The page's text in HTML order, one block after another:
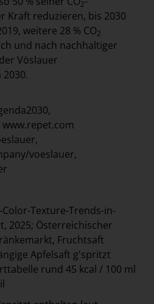
2
Kraft reduzieren, bis 2030
weitere 28 % CO2
und nach nachhaltiger
Vöslauer
www.repet.com
voeslauer,
Color-Texture-Trends-in-
2025; Österreichischer
Fruchtsaft
Apfelsaft g'spritzt
rund 45 kcal / 100 ml